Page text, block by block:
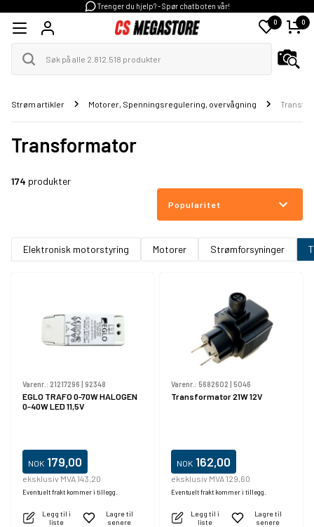
Trenger du hjelp? - Spør chatboten vår!
0 0
Strøm artikler Motorer, Spenningsregulering, overvågning
Transformator
174 produkter
Popularitet
Elektronisk motorstyring Motorer Strømforsyninger
Varenr.: 21217296 | 92348
EGLO TRAFO 0-70W HALOGEN
0-40W LED 11,5V
NOK 179,00
eksklusiv MVA 143,20
Eventuelt frakt kommer i tillegg.
Legg til i
liste
Lagre til
senere
Varenr.: 5682602 | 5046
Transformator 21W 12V
NOK 162,00
eksklusiv MVA 129,60
Eventuelt frakt kommer i tillegg.
Legg til i
liste
Lagre til
senere